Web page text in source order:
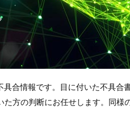
合情報です。目に付いた不具合
方の判断にお任せします。同様